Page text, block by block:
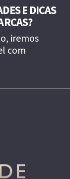
E DICAS
iremos
com